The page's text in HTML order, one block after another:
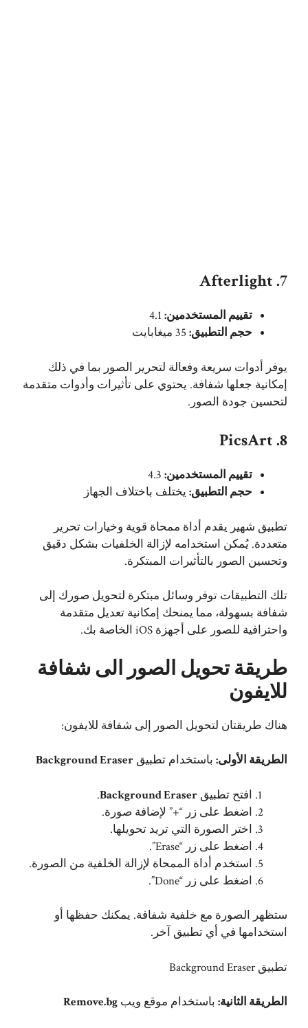
7. Afterlight
تقييم المستخدمين:
حجم التطبيق:
يوفر أدوات سريعة وفعالة لتحرير الصور بما في ذلك
إمكانية جعلها شفافة. يحتوي على تأثيرات وأدوات متقدمة
لتحسين جودة الصور.
8. PicsArt
تقييم المستخدمين:
حجم التطبيق: يختلف باختلاف الجهاز
تطبيق شهير يقدم أداة ممحاة قوية وخيارات تحرير
متعددة. يُمكن استخدامه لإزالة الخلفيات بشكل دقيق
وتحسين الصور بالتأثيرات المبتكرة.
تلك التطبيقات توفر وسائل مبتكرة لتحويل صورك إلى
شفافة بسهولة، مما يمنحك إمكانية تعديل متقدمة
واحترافية للصور على أجهزة iOS الخاصة بك.
طريقة تحويل الصور الى شفافة
للايفون
هناك طريقتان لتحويل الصور إلى شفافة للايفون:
الطريقة الأولى: باستخدام تطبيق Background Eraser
افتح تطبيق Background Eraser
.
اضغط على زر “+” لإضافة صورة.
اختر الصورة التي تريد تحويلها.
اضغط على زر “Erase”.
استخدم أداة الممحاة لإزالة الخلفية من الصورة.
اضغط على زر “Done”.
ستظهر الصورة مع خلفية شفافة. يمكنك حفظها أو
استخدامها في أي تطبيق آخر.
تطبيق Background Eraser
الطريقة الثانية: باستخدام موقع ويب Remove.bg